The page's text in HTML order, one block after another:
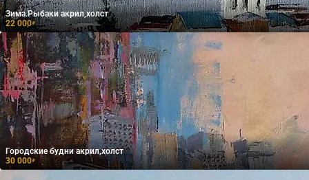
Зима.Рыбаки акрил,холст
22 000₽
Городские будни акрил,холст
30 000₽